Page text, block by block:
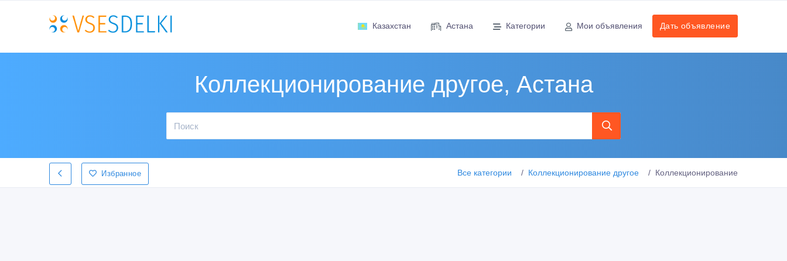
Казахстан Астана Категории Мои объявления Дать объявление
Коллекционирование другое, Астана
Избранное Все категории Коллекционирование другое Коллекционирование